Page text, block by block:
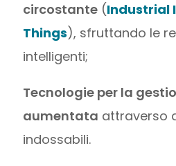
circostante (Industrial
Things), sfruttando le
intelligenti;
Tecnologie per la
aumentata attraverso
indossabili.